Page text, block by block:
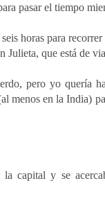
pasar el tiempo
horas para
Julieta, que está de
pero yo quería
menos en la India)
capital y se